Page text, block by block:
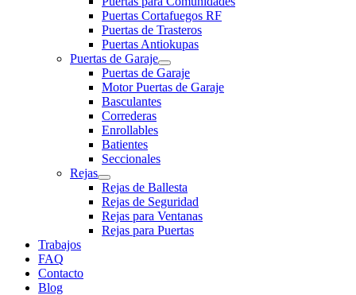
Puertas Cortafuegos RF
Puertas de Trasteros
Puertas Antiokupas
Puertas de Garaje
Puertas de Garaje
Motor Puertas de Garaje
Basculantes
Correderas
Enrollables
Batientes
Seccionales
Rejas
Rejas de Ballesta
Rejas de Seguridad
Rejas para Ventanas
Rejas para Puertas
Trabajos
FAQ
Contacto
Blog